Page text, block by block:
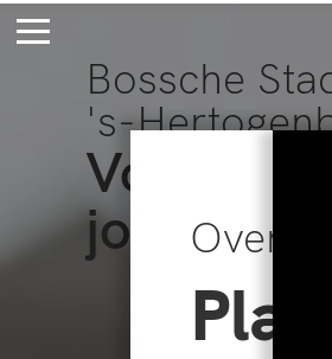
Bossche
's-
Voor
jong